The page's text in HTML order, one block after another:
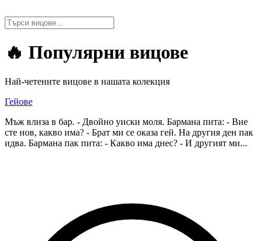
🔥 Популярни вицове
Най-четените вицове в нашата колекция
Гейове
Мъж влиза в бар. - Двойно уиски моля. Бармана пита: - Вие
сте нов, какво има? - Брат ми се оказа гей. На другия ден пак
идва. Бармана пак пита: - Какво има днес? - И другият ми...